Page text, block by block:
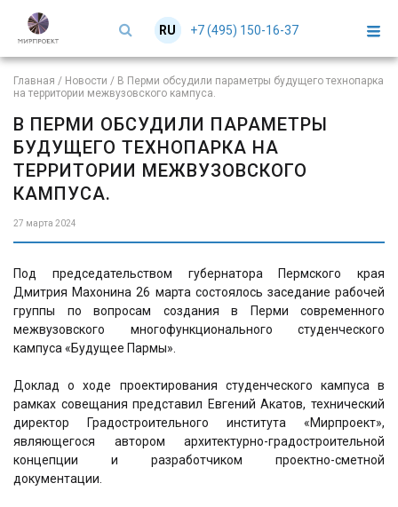
EN
RU +7 (495) 150-16-37
Главная / Новости / В Перми обсудили параметры будущего технопарка
на территории межвузовского кампуса.
В ПЕРМИ ОБСУДИЛИ ПАРАМЕТРЫ
БУДУЩЕГО ТЕХНОПАРКА НА
ТЕРРИТОРИИ МЕЖВУЗОВСКОГО
КАМПУСА.
27 марта 2024
Под председательством губернатора Пермского края
Дмитрия Махонина 26 марта состоялось заседание рабочей
группы по вопросам создания в Перми современного
межвузовского многофункционального студенческого
кампуса «Будущее Пармы».
Доклад о ходе проектирования студенческого кампуса в
рамках совещания представил Евгений Акатов, технический
директор Градостроительного института «Мирпроект»,
являющегося автором архитектурно-градостроительной
концепции и разработчиком проектно-сметной
документации.